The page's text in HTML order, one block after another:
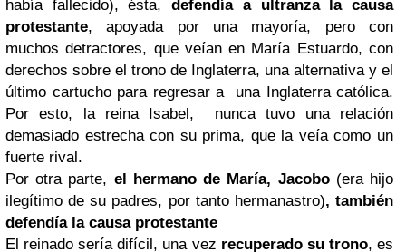
había fallecido), ésta,defendía a ultranza la causa
protestante, apoyada por una mayoría, pero con
muchos detractores, que veían en María Estuardo, con
derechos sobre el trono de Inglaterra, una alternativa y el
último cartucho para regresar a una Inglaterra católica.
Por esto, la reina Isabel, nunca tuvo una relación
demasiado estrecha con su prima, que la veía como un
fuerte rival.
Por otra parte, el hermano de María, Jacobo (era hijo
ilegítimo de su padres, por tanto hermanastro), también
defendía la causa protestante
El reinado sería difícil, una vez recuperado su trono, es